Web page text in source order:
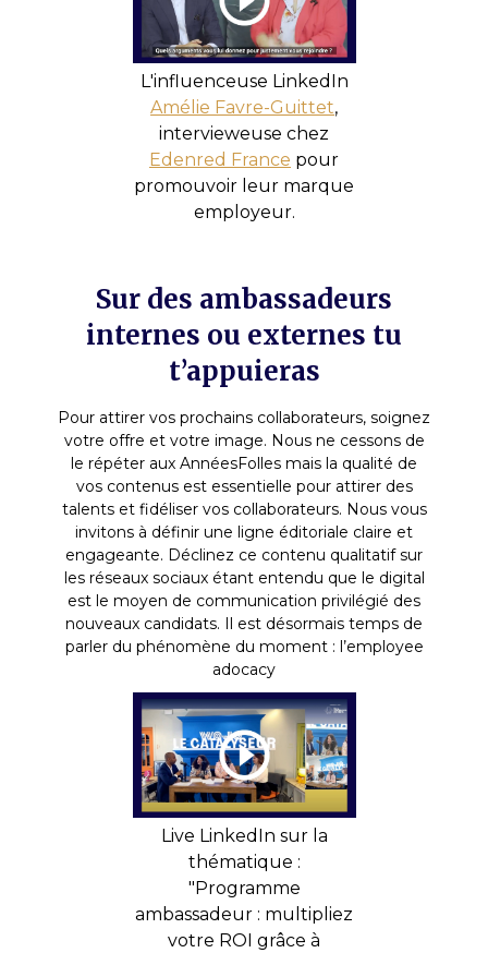
L'influenceuse LinkedIn
Amélie Favre-Guittet,
intervieweuse chez
Edenred France pour
promouvoir leur marque
employeur.
Sur des ambassadeurs
internes ou externes tu
t’appuieras
Pour attirer vos prochains collaborateurs, soignez
votre offre et votre image. Nous ne cessons de
le répéter aux AnnéesFolles mais la qualité de
vos contenus est essentielle pour attirer des
talents et fidéliser vos collaborateurs. Nous vous
invitons à définir une ligne éditoriale claire et
engageante. Déclinez ce contenu qualitatif sur
les réseaux sociaux étant entendu que le digital
est le moyen de communication privilégié des
nouveaux candidats. Il est désormais temps de
parler du phénomène du moment : l’employee
adocacy
Live LinkedIn sur la
thématique :
"Programme
ambassadeur : multipliez
votre ROI grâce à